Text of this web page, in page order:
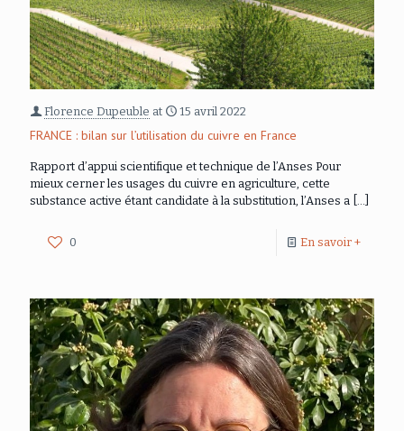
Florence Dupeuble at 15 avril 2022
FRANCE : bilan sur l’utilisation du cuivre en France
Rapport d’appui scientifique et technique de l’Anses Pour
mieux cerner les usages du cuivre en agriculture, cette
substance active étant candidate à la substitution, l’Anses a
0 En savoir +